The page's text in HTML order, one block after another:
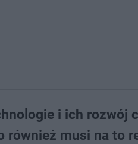
i ich
również musi na to